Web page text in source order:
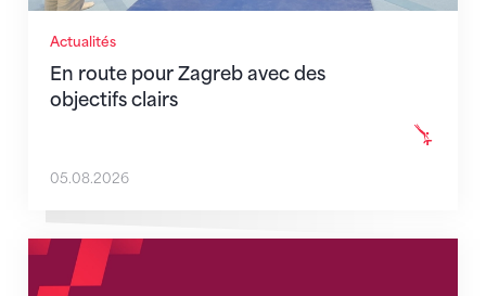
Actualités
En route pour Zagreb avec des
objectifs clairs
05.08.2026
Nouveaux horaires du secrétariat dès le 1er août